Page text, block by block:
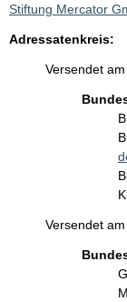
Stiftung Mercator
Adressatenkreis:
Versendet
Versendet